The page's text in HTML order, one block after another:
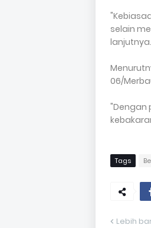
selain
lanjutnya.
06/
"Dengan
Tags
Lebih